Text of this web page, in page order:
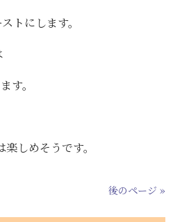
トにします。
す。
しめそうです。
後のページ »